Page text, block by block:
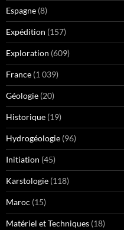
Espagne (8)
Expédition (157)
Exploration (609)
France (1 039)
Géologie (20)
Historique (19)
Hydrogéologie (96)
Initiation (45)
Karstologie (118)
Maroc (15)
Matériel et Techniques (18)